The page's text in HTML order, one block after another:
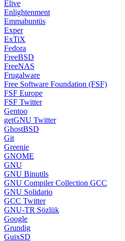
Elive
Enlightenment
Emmabuntüs
Exper
ExTiX
Fedora
FreeBSD
FreeNAS
Frugalware
Free Software Foundation (FSF)
FSF Europe
FSF Twitter
Gentoo
getGNU Twitter
GhostBSD
Git
Greenie
GNOME
GNU
GNU Binutils
GNU Compiler Collection GCC
GNU Solidario
GCC Twitter
GNU-TR Sözlük
Google
Grundig
GuixSD